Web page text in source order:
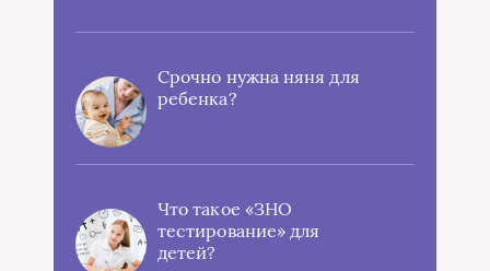
Срочно нужна няня для
ребенка?
Что такое «ЗНО
тестирование» для
детей?